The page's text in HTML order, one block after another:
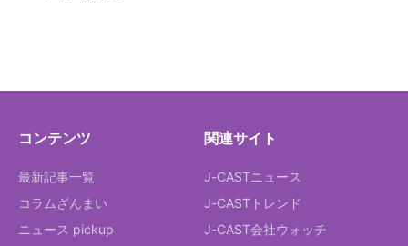
コンテンツ
最新記事一覧
コラムざんまい
ニュース pickup
関連サイト
J-CASTニュース
J-CASTトレンド
J-CAST会社ウォッチ